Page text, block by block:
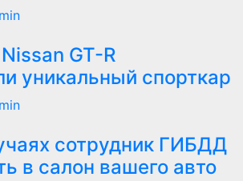
GT-R
уникальный спорткар
сотрудник ГИБДД
в салон вашего авто